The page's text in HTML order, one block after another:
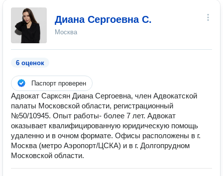
Диана Сергоевна С.
Москва
6 оценок
Паспорт проверен
Адвокат Сарксян Диана Сергоевна, член Адвокатской
палаты Московской области, регистрационный
№50/10945. Опыт работы- более 7 лет. Адвокат
оказывает квалифицированную юридическую помощь
удаленно и в очном формате. Офисы расположены в г.
Москва (метро Аэропорт/ЦСКА) и в г. Долгопрудном
Московской области.